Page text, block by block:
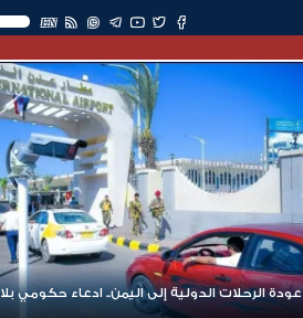
EN
عودة الرحلات الدولية إلى اليمن.. ادعاء حكومي